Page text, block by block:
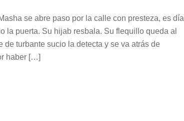
se abre paso por la calle con presteza, es día
la puerta. Su hijab resbala. Su flequillo queda al
turbante sucio la detecta y se va atrás de
haber […]